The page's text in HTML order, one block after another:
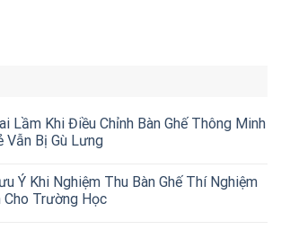
Lầm Khi Điều Chỉnh Bàn Ghế Thông Minh
Vẫn Bị Gù Lưng
Ý Khi Nghiệm Thu Bàn Ghế Thí Nghiệm
Cho Trường Học